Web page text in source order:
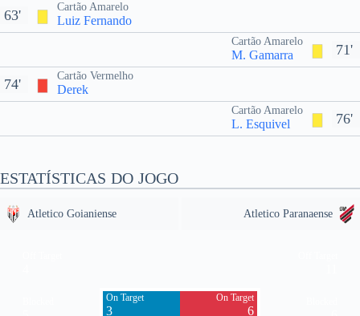
Cartão Amarelo
Luiz Fernando
63'
71'
Cartão Amarelo
M. Gamarra
Cartão Vermelho
Derek
74'
76'
Cartão Amarelo
L. Esquivel
ESTATÍSTICAS DO JOGO
Atletico Goianiense Atletico Paranaense
On Target
3
On Target
6